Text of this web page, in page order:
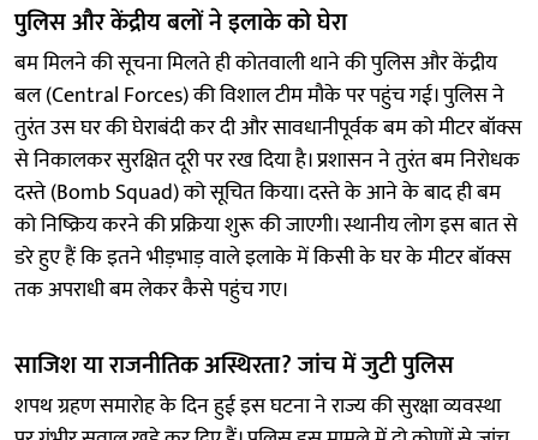
पुलिस और केंद्रीय बलों ने इलाके को घेरा
बम मिलने की सूचना मिलते ही कोतवाली थाने की पुलिस और केंद्रीय
बल (Central Forces) की विशाल टीम मौके पर पहुंच गई। पुलिस ने
तुरंत उस घर की घेराबंदी कर दी और सावधानीपूर्वक बम को मीटर बॉक्स
से निकालकर सुरक्षित दूरी पर रख दिया है। प्रशासन ने तुरंत बम निरोधक
दस्ते (Bomb Squad) को सूचित किया। दस्ते के आने के बाद ही बम
को निष्क्रिय करने की प्रक्रिया शुरू की जाएगी। स्थानीय लोग इस बात से
डरे हुए हैं कि इतने भीड़भाड़ वाले इलाके में किसी के घर के मीटर बॉक्स
तक अपराधी बम लेकर कैसे पहुंच गए।
साजिश या राजनीतिक अस्थिरता? जांच में जुटी पुलिस
शपथ ग्रहण समारोह के दिन हुई इस घटना ने राज्य की सुरक्षा व्यवस्था